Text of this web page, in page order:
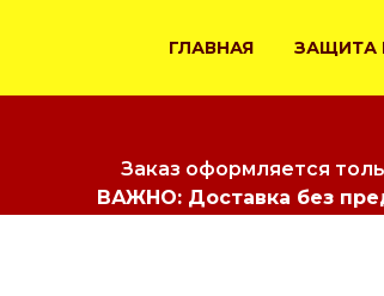
ГЛАВНАЯ ЗАЩИТА
Заказ оформляется
ВАЖНО: Доставка без